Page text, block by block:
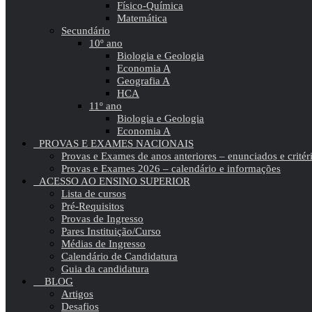
Físico-Química
Matemática
Secundário
10º ano
Biologia e Geologia
Economia A
Geografia A
HCA
11º ano
Biologia e Geologia
Economia A
PROVAS E EXAMES NACIONAIS
Provas e Exames de anos anteriores – enunciados e
Provas e Exames 2026 – calendário e informações
ACESSO AO ENSINO SUPERIOR
Lista de cursos
Pré-Requisitos
Provas de Ingresso
Pares Instituição/Curso
Médias de Ingresso
Calendário de Candidatura
Guia da candidatura
BLOG
Artigos
Desafios